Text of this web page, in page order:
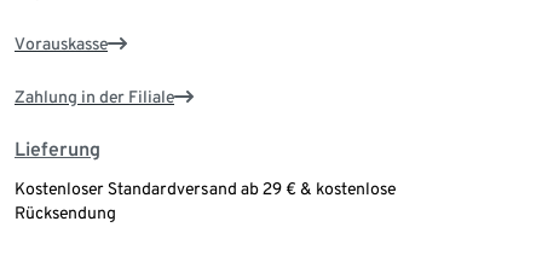
Vorauskasse
Zahlung in der Filiale
Lieferung
Kostenloser Standardversand ab 29 € & kostenlose
Rücksendung